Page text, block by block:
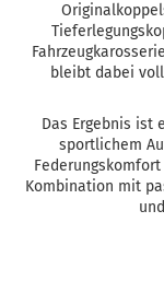
bleibt dabei
Das Ergebnis ist
sportlichem
Kombination mit